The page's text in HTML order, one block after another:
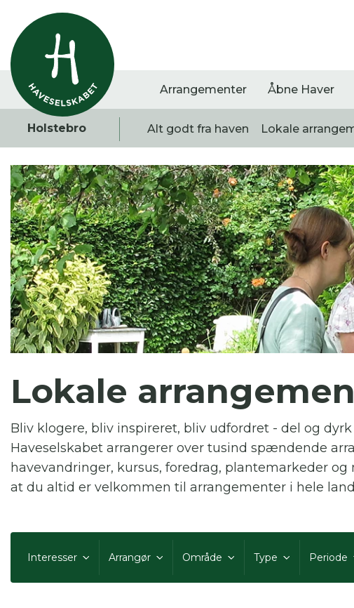
Arrangementer Åbne Haver
Holstebro Alt godt fra haven Lokale
Vis alle
0resultater
Havestof
0resultater 0resultater
Du
Her kan
Lokale
Bliv klogere, bliv inspireret, bliv udfordret - del og
Haveselskabet arrangerer over tusind spændende
havevandringer, kursus, foredrag, plantemarkeder
at du altid er velkommen til arrangementer i hele
Interesser Arrangør Område Type Periode